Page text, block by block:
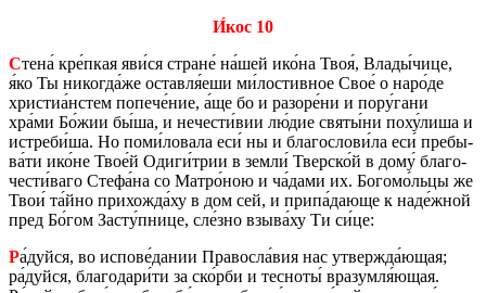
И́кос 10
Стена́ кре́пкая яви́ся стране́ на́шей ико́на Твоя́, Влады́чице,
я́ко Ты ни­ко­гда́же остав­ля́еши ми́ло­стив­ное Свое́ о наро́де
хри­стиа́нстем по­пе­че́ние, а́ще бо и ра­зо­ре́ни и пору́гани
хра́ми Бо́жии бы́ша, и нече­сти́вии лю́дие святы́ни поху́лиша и
ис­тре­би́ша. Но поми́ло­ва­ла еси́ ны и бла­го­сло­ви́ла еси́ пре­бы­
ва́ти ико́не Твое́й Одиги́трии в земли́ Твер­ско́й в дому́ бла­го­
че­сти́ваго Стефа́на со Матро́ною и ча́дами их. Бо­го­мо́льцы же
Твои́ та́йно при­хож­да́ху в дом сей, и припа́дающе к наде́жной
пред Бо́гом Засту́пнице, сле́зно взыва́ху Ти си́це:
Ра́дуйся, во ис­по­ве́дании Пра­вос­ла́вия нас утвер­жда́ющая;
ра́дуйся, бла­го­да­ри́ти за ско́рби и тес­но­ты́ вра­зум­ля́ющая.